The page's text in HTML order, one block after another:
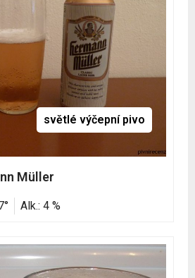
světlé výčepní pivo
Müller
Alk.: 4 %